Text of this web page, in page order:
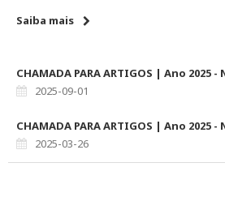
Saiba mais
CHAMADA PARA ARTIGOS | Ano 2025
2025-09-01
CHAMADA PARA ARTIGOS | Ano 2025
2025-03-26